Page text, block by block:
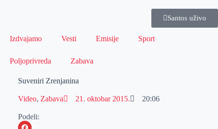
Santos uživo
Izdvajamo Vesti Emisije Sport
Poljoprivreda Zabava
Suveniri Zrenjanina
Video, Zabava 21. oktobar 2015. 20:06
Podeli: